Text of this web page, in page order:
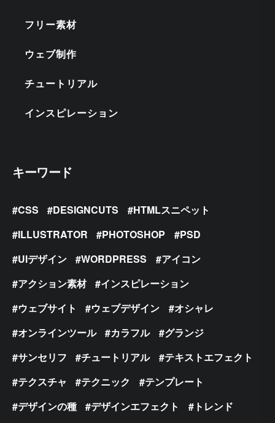
フリー素材
ウェブ制作
チュートリアル
インスピレーション
キーワード
CSS DESIGNCUTS
HTMLスニペット
ILLUSTRATOR
PHOTOSHOP
PSD
UIデザイン
WORDPRESS
アイコン
アクション素材
インスピレーション
ウェブサイト
ウェブデザイン
オシャレ
オンラインツール
カラフル
グランジ
サンセリフ
チュートリアル
テキストエフェクト
テクスチャ
テクニック
テンプレート
デザインの種
デザインエフェクト
トレンド